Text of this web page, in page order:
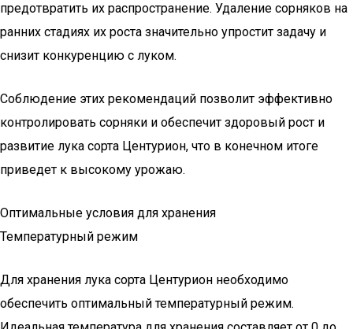
предотвратить их распространение. Удаление сорняков на
ранних стадиях их роста значительно упростит задачу и
снизит конкуренцию с луком.
Соблюдение этих рекомендаций позволит эффективно
контролировать сорняки и обеспечит здоровый рост и
развитие лука сорта Центурион, что в конечном итоге
приведет к высокому урожаю.
Оптимальные условия для хранения
Температурный режим
Для хранения лука сорта Центурион необходимо
обеспечить оптимальный температурный режим.